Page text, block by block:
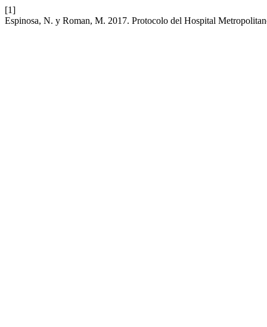
[1]
Espinosa, N. y Roman, M. 2017. Protocolo del Hospital